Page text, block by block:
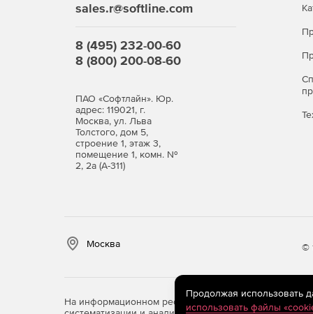
sales.r@softline.com
8 (495) 232-00-60
8 (800) 200-08-60
ПАО «Софтлайн». Юр.
адрес: 119021, г.
Москва, ул. Льва
Толстого, дом 5,
строение 1, этаж 3,
помещение 1, комн. №
2, 2а (А-311)
Москва ©
На информационном ресурсе store.softline.ru
Продолжая использовать
использовать файлы